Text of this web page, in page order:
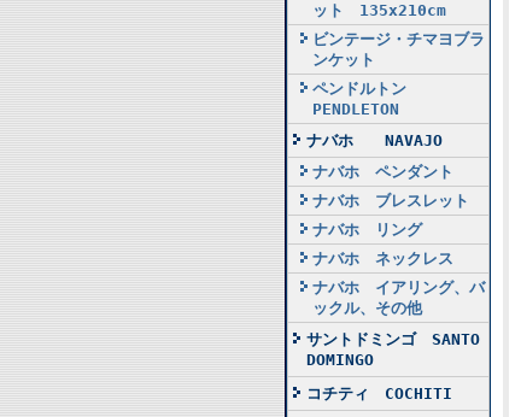
ット 135x210cm
ビンテージ・チマヨブラ
ンケット
ペンドルトン
PENDLETON
ナバホ NAVAJO
ナバホ ペンダント
ナバホ ブレスレット
ナバホ リング
ナバホ ネックレス
ナバホ イアリング、バ
ックル、その他
サントドミンゴ SANTO
DOMINGO
コチティ COCHITI